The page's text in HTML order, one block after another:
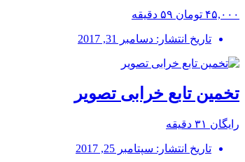
۴۵,۰۰۰ تومان ۵۹ دقیقه
تاریخ انتشار: دسامبر 31, 2017
تخمین تابع خرابی تصویر
رایگان ۳۱ دقیقه
تاریخ انتشار: سپتامبر 25, 2017